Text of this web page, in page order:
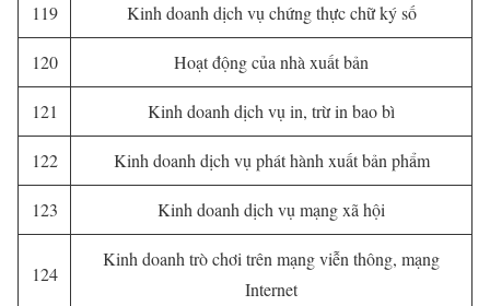
119 Kinh doanh dịch vụ chứng thực chữ ký số
120 Hoạt động của nhà xuất bản
121 Kinh doanh dịch vụ in, trừ in bao bì
122 Kinh doanh dịch vụ phát hành xuất bản phẩm
123 Kinh doanh dịch vụ mạng xã hội
124
Kinh doanh trò chơi trên mạng viễn thông, mạng
Internet